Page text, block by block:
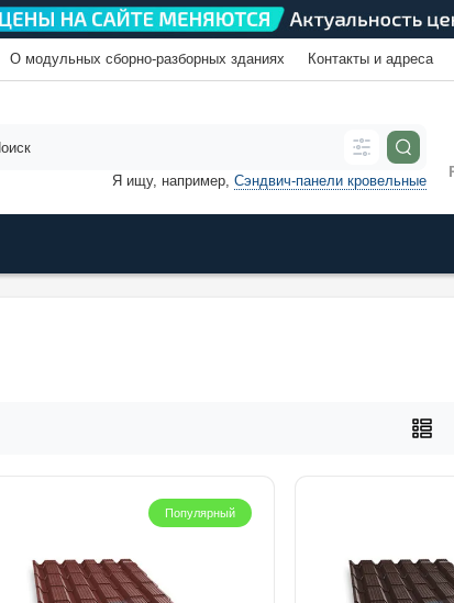
О модульных сборно-разборных зданиях Контакты и адреса
Я ищу, например, Сэндвич-панели кровельные
Популярный